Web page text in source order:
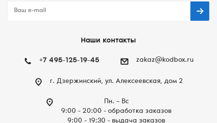
Наши контакты
+7 495-125-19-45 zakaz@kodbox.ru
г. Дзержинский, ул. Алексеевская, дом 2
Пн. – Вc
9:00 - 20:00 - обработка заказов
9:00 - 19:30 - выдача заказов